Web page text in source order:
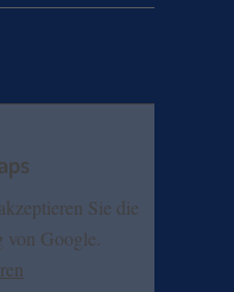
Sie die
von Google.